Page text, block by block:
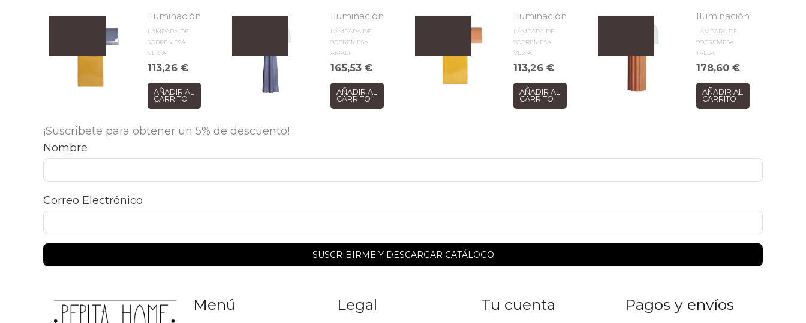
Iluminación
LÁMPARA DE
SOBREMESA
VEZIA
113,26€
AÑADIR AL
CARRITO
Iluminación
LÁMPARA DE
SOBREMESA
AMALFI
165,53€
AÑADIR AL
CARRITO
Iluminación
LÁMPARA DE
SOBREMESA
VEZIA
113,26€
AÑADIR AL
CARRITO
Iluminación
LÁMPARA DE
SOBREMESA
TRESA
178,60€
AÑADIR AL
CARRITO
¡Suscribete para obtener un 5% de descuento!
Nombre
Correo Electrónico
Menú Legal Tu cuenta Pagos y envíos